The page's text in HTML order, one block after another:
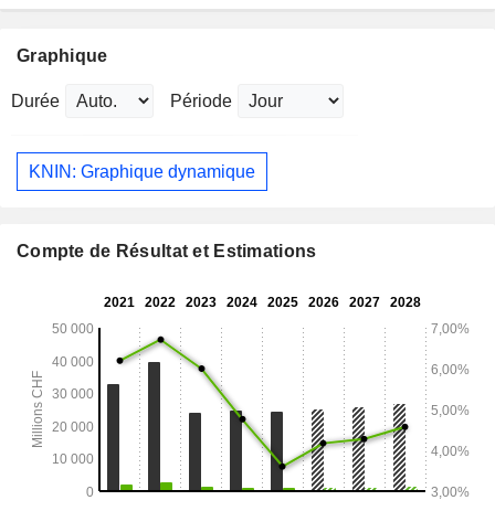
Graphique
Durée Période
KNIN: Graphique dynamique
Compte de Résultat et Estimations